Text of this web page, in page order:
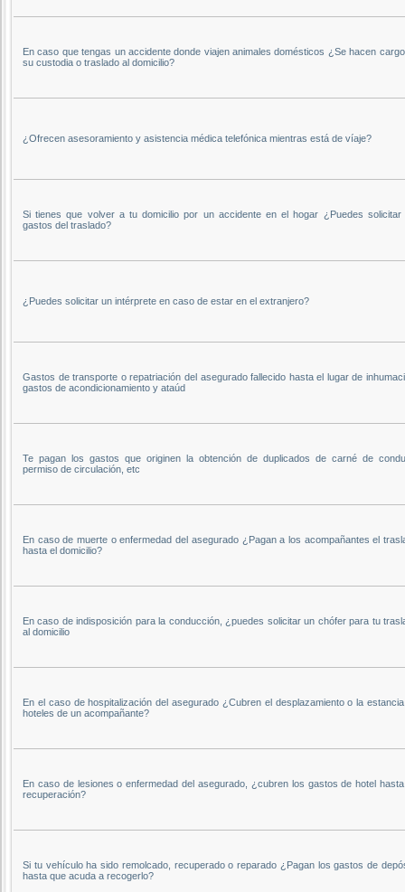
En caso que tengas un accidente donde viajen animales domésticos ¿Se hacen
su custodia o traslado al domicilio?
¿Ofrecen asesoramiento y asistencia médica telefónica mientras está de víaje?
Si tienes que volver a tu domicilio por un accidente en el hogar ¿Puedes solicitar
gastos del traslado?
¿Puedes solicitar un intérprete en caso de estar en el extranjero?
Gastos de transporte o repatriación del asegurado fallecido hasta el lugar de
gastos de acondicionamiento y ataúd
Te pagan los gastos que originen la obtención de duplicados de carné de
permiso de circulación, etc
En caso de muerte o enfermedad del asegurado ¿Pagan a los acompañantes el
hasta el domicilio?
En caso de indisposición para la conducción, ¿puedes solicitar un chófer para tu
al domicilio
En el caso de hospitalización del asegurado ¿Cubren el desplazamiento o la
hoteles de un acompañante?
En caso de lesiones o enfermedad del asegurado, ¿cubren los gastos de hotel
recuperación?
Si tu vehículo ha sido remolcado, recuperado o reparado ¿Pagan los gastos de
hasta que acuda a recogerlo?